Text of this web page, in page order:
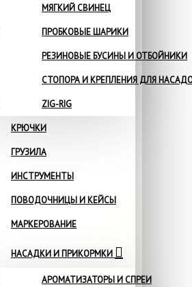
МЯГКИЙ СВИНЕЦ
ПРОБКОВЫЕ ШАРИКИ
РЕЗИНОВЫЕ БУСИНЫ И ОТБОЙНИКИ
СТОПОРА И КРЕПЛЕНИЯ ДЛЯ
ZIG-RIG
КРЮЧКИ
ГРУЗИЛА
ИНСТРУМЕНТЫ
ПОВОДОЧНИЦЫ И КЕЙСЫ
МАРКЕРОВАНИЕ
НАСАДКИ И ПРИКОРМКИ
АРОМАТИЗАТОРЫ И СПРЕИ